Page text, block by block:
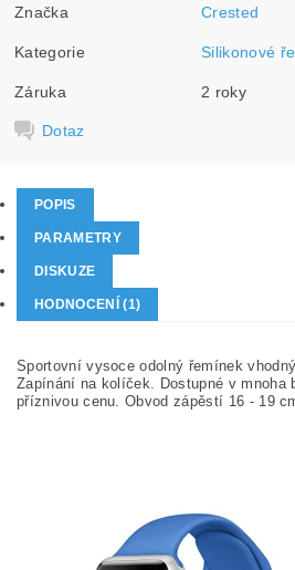
Značka Crested
Kategorie Silikonové
Záruka 2 roky
Dotaz
POPIS
PARAMETRY
DISKUZE
HODNOCENÍ (1)
Sportovní vysoce odolný řemínek
Zapínání na kolíček. Dostupné v mnoha
příznivou cenu. Obvod zápěstí 16 - 19